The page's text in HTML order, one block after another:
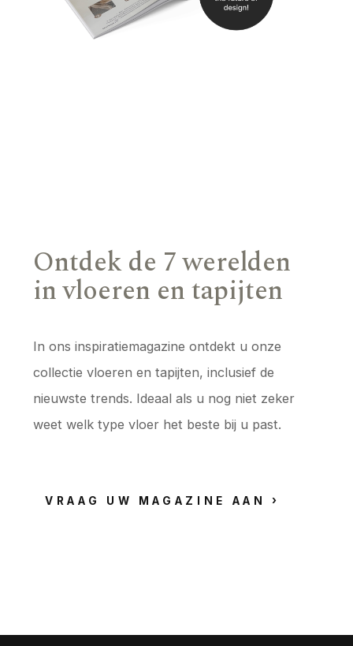
Ontdek de 7 werelden
in vloeren en tapijten
In ons inspiratiemagazine ontdekt u onze
collectie vloeren en tapijten, inclusief de
nieuwste trends. Ideaal als u nog niet zeker
weet welk type vloer het beste bij u past.
VRAAG UW MAGAZINE AAN